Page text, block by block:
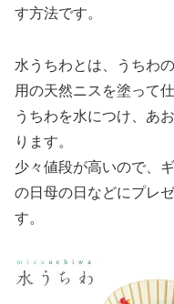
す方法です。
水うちわとは、うちわ
用の天然ニスを塗って
うちわを水につけ、あ
ります。
少々値段が高いので、
の日母の日などにプレ
す。